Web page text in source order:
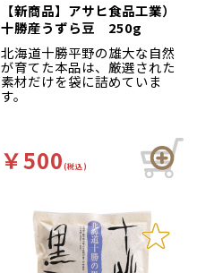
【新商品】アサヒ食品工業）
十勝産うずら豆 250g
北海道十勝平野の雄大な自然
が育てた本品は、厳選された
素材だけを袋に詰めていま
す。
￥500(税込)